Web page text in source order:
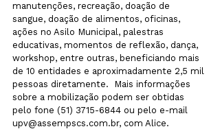
manutenções, recreação, doação de
sangue, doação de alimentos, oficinas,
ações no Asilo Municipal, palestras
educativas, momentos de reflexão, dança,
workshop, entre outras, beneficiando mais
de 10 entidades e aproximadamente 2,5 mil
pessoas diretamente.  Mais informações
sobre a mobilização podem ser obtidas
pelo fone (51) 3715-6844 ou pelo e-mail
upv@assempscs.com.br, com Alice.